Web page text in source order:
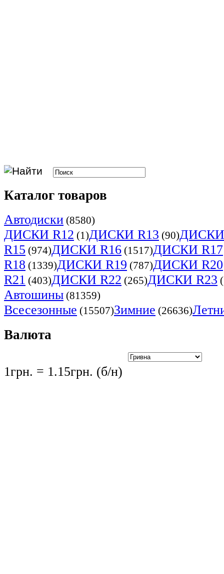
Каталог товаров
Автодиски (8580)
ДИСКИ R12 (1)ДИСКИ R13 (90)ДИСКИ
R15 (974)ДИСКИ R16 (1517)ДИСКИ R17
R18 (1339)ДИСКИ R19 (787)ДИСКИ R20
R21 (403)ДИСКИ R22 (265)ДИСКИ R23
Автошины (81359)
Всесезонные (15507)Зимние (26636)
Валюта
1грн. = 1.15грн. (б/н)